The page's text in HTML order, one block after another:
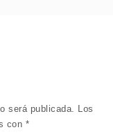
será publicada. Los
con *